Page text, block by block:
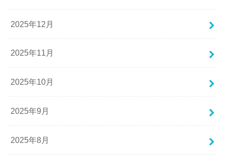
2025年12月
2025年11月
2025年10月
2025年9月
2025年8月